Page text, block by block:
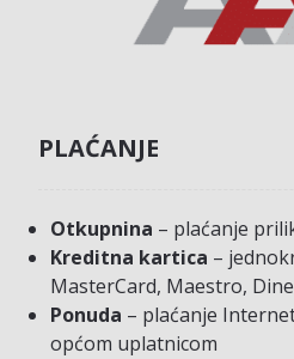
PLAĆANJE
Otkupnina – plaćanje
Kreditna kartica –
MasterCard, Maestro,
Ponuda – plaćanje
općom uplatnicom